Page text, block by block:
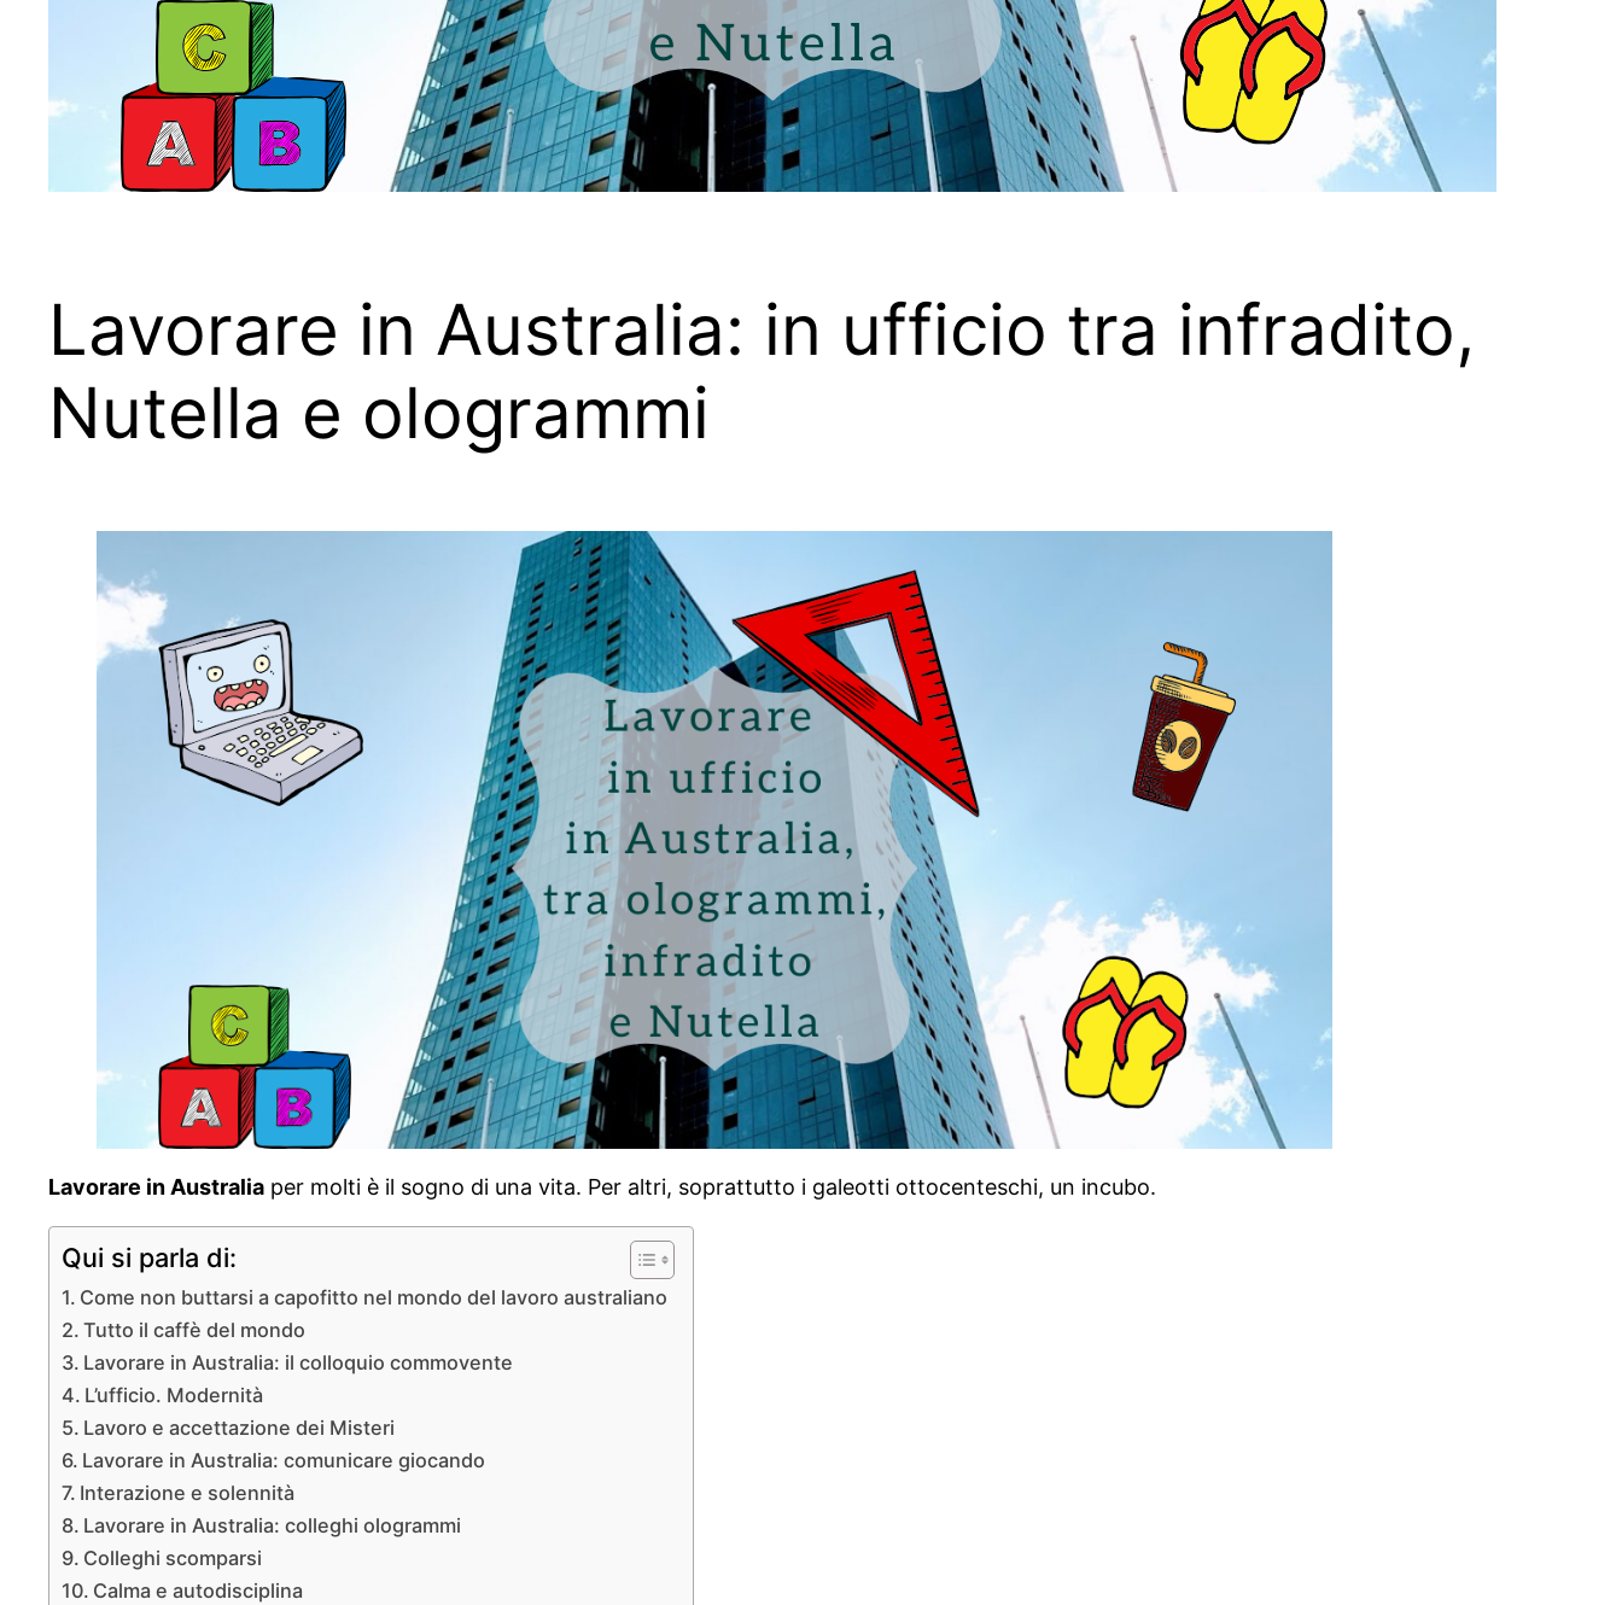
Lavorare in Australia: in ufficio tra infradito,
Nutella e ologrammi
Lavorare in Australia per molti è il sogno di una vita. Per altri, soprattutto i galeotti ottocenteschi, un incubo.
Qui si parla di:
Come non buttarsi a capofitto nel mondo del lavoro australiano
Tutto il caffè del mondo
Lavorare in Australia: il colloquio commovente
L’ufficio. Modernità
Lavoro e accettazione dei Misteri
Lavorare in Australia: comunicare giocando
Interazione e solennità
Lavorare in Australia: colleghi ologrammi
Colleghi scomparsi
Calma e autodisciplina